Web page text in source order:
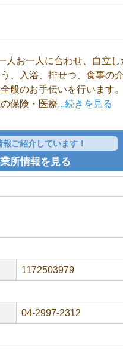
人お一人に合わせ、自立し
、入浴、排せつ、食事の
般のお手伝いを行います
保険・医療...続きを見る
報ご紹介しています！
所情報を見る
1172503979
04-2997-2312